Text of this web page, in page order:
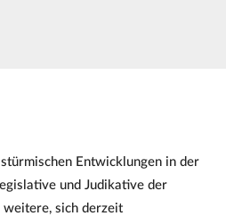
Entwicklungen in der
und Judikative der
weitere, sich derzeit